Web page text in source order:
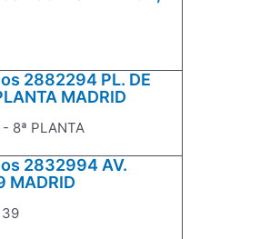
2882294 PL. DE
MADRID
- 8ª PLANTA
2832994 AV.
MADRID
39